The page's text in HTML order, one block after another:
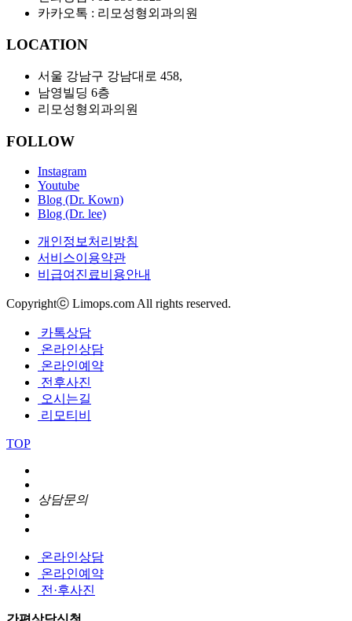
카카오톡 : 리모성형외과의원
LOCATION
서울 강남구 강남대로 458,
남영빌딩 6층
리모성형외과의원
FOLLOW
Instagram
Youtube
Blog (Dr. Kown)
Blog (Dr. lee)
개인정보처리방침
서비스이용약관
비급여진료비용안내
Copyrightⓒ Limops.com All rights reserved.
카톡상담
온라인상담
온라인예약
전후사진
오시는길
리모티비
TOP
상담문의
온라인상담
온라인예약
전·후사진